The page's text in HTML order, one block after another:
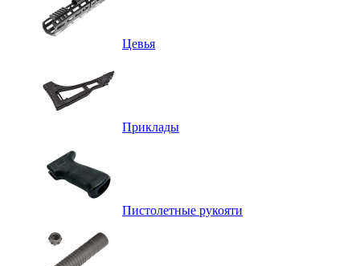
Цевья
Приклады
Пистолетные рукояти